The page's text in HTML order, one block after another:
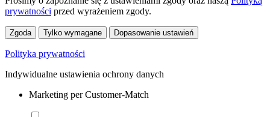
prywatności przed wyrażeniem zgody.
Zgoda Tylko wymagane Dopasowanie ustawień
Polityka prywatności
Indywidualne ustawienia ochrony danych
Marketing per Customer-Match